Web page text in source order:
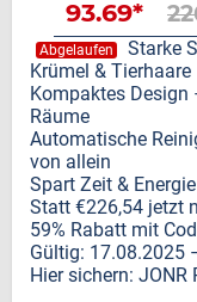
93.69*
Abgelaufen
Starke
Krümel & Tierhaare
Kompaktes Design
Räume
Automatische
von allein
Spart Zeit &
Statt €226,54 jetzt
59% Rabatt mit
Gültig: 17.08.2025
Hier sichern: JONR